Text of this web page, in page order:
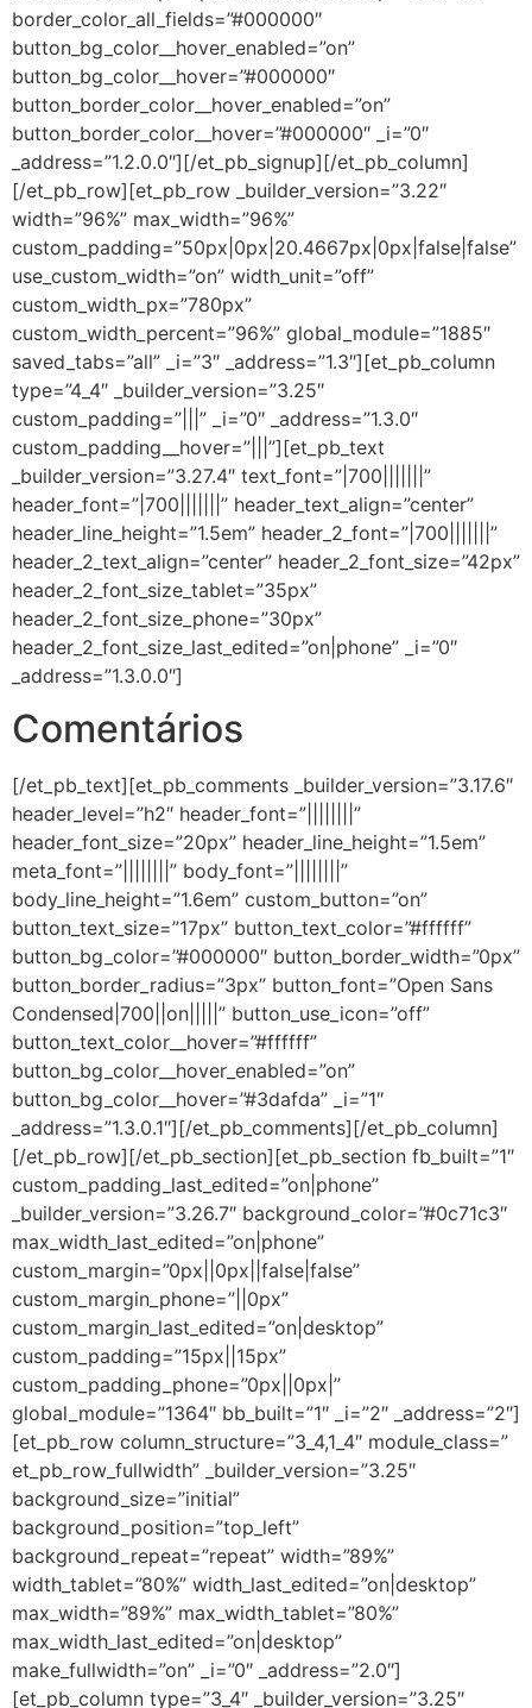
border_color_all_fields=”#000000″
button_bg_color__hover_enabled=”on”
button_bg_color__hover=”#000000″
button_border_color__hover_enabled=”on”
button_border_color__hover=”#000000″ _i=”0″
_address=”1.2.0.0″][/et_pb_signup][/et_pb_column]
[/et_pb_row][et_pb_row _builder_version=”3.22″
width=”96%” max_width=”96%”
custom_padding=”50px|0px|20.4667px|0px|false|false”
use_custom_width=”on” width_unit=”off”
custom_width_px=”780px”
custom_width_percent=”96%” global_module=”1885″
saved_tabs=”all” _i=”3″ _address=”1.3″][et_pb_column
type=”4_4″ _builder_version=”3.25″
custom_padding=”|||” _i=”0″ _address=”1.3.0″
custom_padding__hover=”|||”][et_pb_text
_builder_version=”3.27.4″ text_font=”|700|||||||”
header_font=”|700|||||||” header_text_align=”center”
header_line_height=”1.5em” header_2_font=”|700|||||||”
header_2_text_align=”center” header_2_font_size=”42px”
header_2_font_size_tablet=”35px”
header_2_font_size_phone=”30px”
header_2_font_size_last_edited=”on|phone” _i=”0″
_address=”1.3.0.0″]
Comentários
[/et_pb_text][et_pb_comments _builder_version=”3.17.6″
header_level=”h2″ header_font=”||||||||”
header_font_size=”20px” header_line_height=”1.5em”
meta_font=”||||||||” body_font=”||||||||”
body_line_height=”1.6em” custom_button=”on”
button_text_size=”17px” button_text_color=”#ffffff”
button_bg_color=”#000000″ button_border_width=”0px”
button_border_radius=”3px” button_font=”Open Sans
Condensed|700||on|||||” button_use_icon=”off”
button_text_color__hover=”#ffffff”
button_bg_color__hover_enabled=”on”
button_bg_color__hover=”#3dafda” _i=”1″
_address=”1.3.0.1″][/et_pb_comments][/et_pb_column]
[/et_pb_row][/et_pb_section][et_pb_section fb_built=”1″
custom_padding_last_edited=”on|phone”
_builder_version=”3.26.7″ background_color=”#0c71c3″
max_width_last_edited=”on|phone”
custom_margin=”0px||0px||false|false”
custom_margin_phone=”||0px”
custom_margin_last_edited=”on|desktop”
custom_padding=”15px||15px”
custom_padding_phone=”0px||0px|”
global_module=”1364″ bb_built=”1″ _i=”2″ _address=”2″]
[et_pb_row column_structure=”3_4,1_4″ module_class=”
et_pb_row_fullwidth” _builder_version=”3.25″
background_size=”initial”
background_position=”top_left”
background_repeat=”repeat” width=”89%”
width_tablet=”80%” width_last_edited=”on|desktop”
max_width=”89%” max_width_tablet=”80%”
max_width_last_edited=”on|desktop”
make_fullwidth=”on” _i=”0″ _address=”2.0″]
[et_pb_column type=”3_4″ _builder_version=”3.25″